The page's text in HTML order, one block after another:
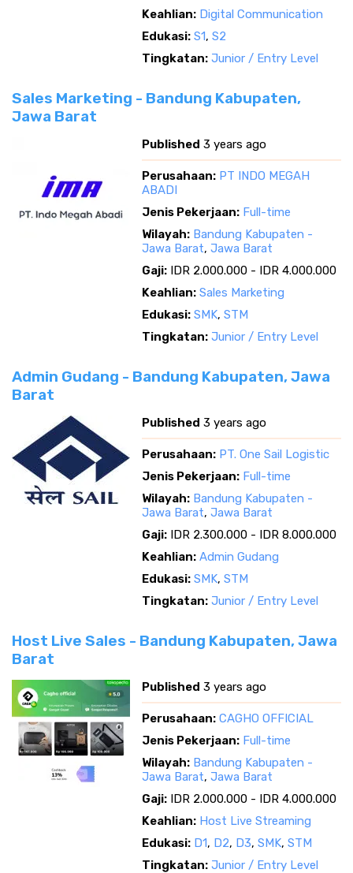
Keahlian: Digital Communication
Edukasi: S1, S2
Tingkatan: Junior / Entry Level
Sales Marketing - Bandung Kabupaten,
Jawa Barat
Published 3 years ago
Perusahaan: PT INDO MEGAH
ABADI
Jenis Pekerjaan: Full-time
Wilayah: Bandung Kabupaten -
Jawa Barat, Jawa Barat
Gaji: IDR 2.000.000 - IDR 4.000.000
Keahlian: Sales Marketing
Edukasi: SMK, STM
Tingkatan: Junior / Entry Level
Admin Gudang - Bandung Kabupaten, Jawa
Barat
Published 3 years ago
Perusahaan: PT. One Sail Logistic
Jenis Pekerjaan: Full-time
Wilayah: Bandung Kabupaten -
Jawa Barat, Jawa Barat
Gaji: IDR 2.300.000 - IDR 8.000.000
Keahlian: Admin Gudang
Edukasi: SMK, STM
Tingkatan: Junior / Entry Level
Host Live Sales - Bandung Kabupaten, Jawa
Barat
Published 3 years ago
Perusahaan: CAGHO OFFICIAL
Jenis Pekerjaan: Full-time
Wilayah: Bandung Kabupaten -
Jawa Barat, Jawa Barat
Gaji: IDR 2.000.000 - IDR 4.000.000
Keahlian: Host Live Streaming
Edukasi: D1, D2, D3, SMK, STM
Tingkatan: Junior / Entry Level